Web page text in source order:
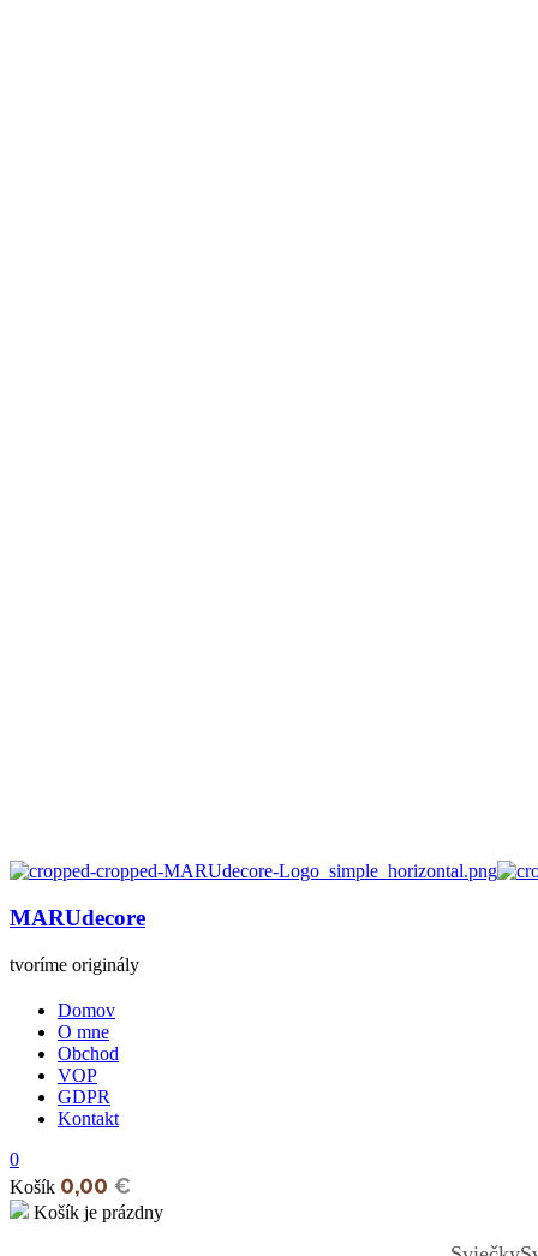
MARUdecore
tvoríme originály
Domov
O mne
Obchod
VOP
GDPR
Kontakt
0
Košík 0,00 €
Košík je prázdny